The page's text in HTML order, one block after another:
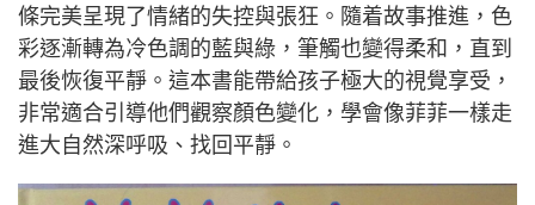
條完美呈現了情緒的失控與張狂。隨着故事推進，色
彩逐漸轉為冷色調的藍與綠，筆觸也變得柔和，直到
最後恢復平靜。這本書能帶給孩子極大的視覺享受，
非常適合引導他們觀察顏色變化，學會像菲菲一樣走
進大自然深呼吸、找回平靜。